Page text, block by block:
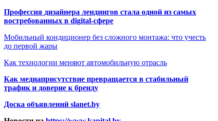
Профессия дизайнера лендингов стала одной из самых
востребованных в digital-сфере
Мобильный кондиционер без сложного монтажа: что учесть
до первой жары
Как технологии меняют автомобильную отрасль
Как медиаприсутствие превращается в стабильный
трафик и доверие к бренду
Доска объявлений slanet.by